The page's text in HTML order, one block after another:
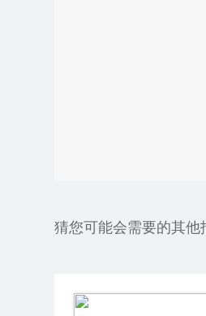
猜您可能会需要的其他